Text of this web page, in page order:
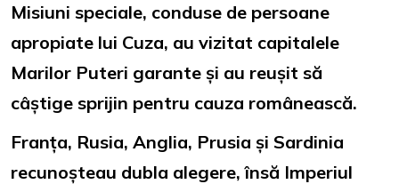
Misiuni speciale, conduse de persoane
apropiate lui Cuza, au vizitat capitalele
Marilor Puteri garante și au reușit să
câștige sprijin pentru cauza românească.
Franța, Rusia, Anglia, Prusia și Sardinia
recunoșteau dubla alegere, însă Imperiul